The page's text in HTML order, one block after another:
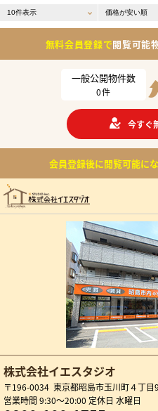
無料会員登録で閲覧可能
一般公開物件数
0件
今すぐ
会員登録後に閲覧可能に
株式会社イエスタジオ
〒196-0034 東京都昭島市玉川町４丁目
営業時間 9:30～20:00 定休日 水曜日